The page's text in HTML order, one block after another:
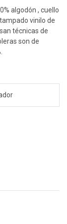
algodón , cuello
vinilo de
técnicas de
son de